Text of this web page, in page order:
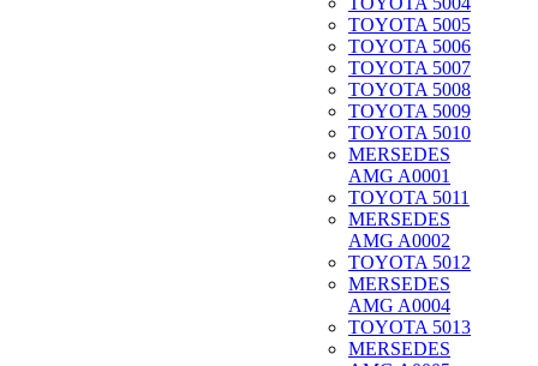
TOYOTA 5005
TOYOTA 5006
TOYOTA 5007
TOYOTA 5008
TOYOTA 5009
TOYOTA 5010
MERSEDES
AMG A0001
TOYOTA 5011
MERSEDES
AMG A0002
TOYOTA 5012
MERSEDES
AMG A0004
TOYOTA 5013
MERSEDES